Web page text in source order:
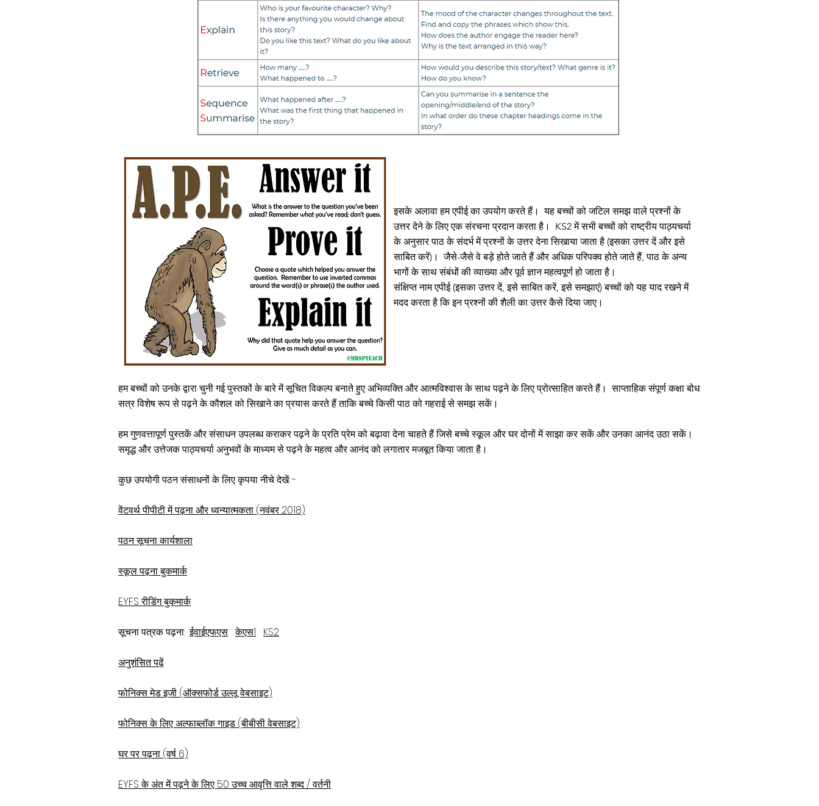
इसके अलावा हम एपीई का उपयोग करते हैं।
यह बच्चों को जटिल समझ वाले प्रश्नों के
उत्तर देने के लिए एक संरचना प्रदान करता है।
KS2 में सभी बच्चों को राष्ट्रीय पाठ्यचर्या
के अनुसार पाठ के संदर्भ में प्रश्नों के उत्तर देना सिखाया जाता है (इसका उत्तर दें और इसे
साबित करें)।
जैसे-जैसे वे बड़े होते जाते हैं और अधिक परिपक्व होते जाते हैं, पाठ के अन्य
भागों के साथ संबंधों की व्याख्या और पूर्व ज्ञान महत्वपूर्ण हो जाता है।
संक्षिप्त नाम एपीई (इसका उत्तर दें, इसे साबित करें, इसे समझाएं) बच्चों को यह याद रखने में
मदद करता है कि इन प्रश्नों की शैली का उत्तर कैसे दिया जाए।
हम बच्चों को उनके द्वारा चुनी गई पुस्तकों के बारे में सूचित विकल्प बनाते हुए अभिव्यक्ति और आत्मविश्वास के साथ पढ़ने के लिए प्रोत्साहित करते हैं। साप्ताहिक संपूर्ण कक्षा बोध
सत्र विशेष रूप से पढ़ने के कौशल को सिखाने का प्रयास करते हैं ताकि बच्चे किसी पाठ को गहराई से समझ सकें।
हम गुणवत्तापूर्ण पुस्तकें और संसाधन उपलब्ध कराकर पढ़ने के प्रति प्रेम को बढ़ावा देना चाहते हैं जिसे बच्चे स्कूल और घर दोनों में साझा कर सकें और उनका आनंद उठा सकें।
समृद्ध और उत्तेजक पाठ्यचर्या अनुभवों के माध्यम से पढ़ने के महत्व और आनंद को लगातार मजबूत किया जाता है।
कुछ उपयोगी पठन संसाधनों के लिए कृपया नीचे देखें: -
वेंटवर्थ पीपीटी में पढ़ना और ध्वन्यात्मकता (नवंबर 2018)
पठन सूचना कार्यशाला
स्कूल पढ़ना बुकमार्क
EYFS रीडिंग बुकमार्क
सूचना पत्रक पढ़ना:ईवाईएफएस केएस1 KS2
अनुशंसित पढ़ें
फोनिक्स मेड इजी (ऑक्सफोर्ड उल्लू वेबसाइट)
फोनिक्स के लिए अल्फाब्लॉक गाइड (बीबीसी वेबसाइट)
घर पर पढ़ना (वर्ष 6)
EYFS के अंत में पढ़ने के लिए 50 उच्च आवृत्ति वाले शब्द / वर्तनी